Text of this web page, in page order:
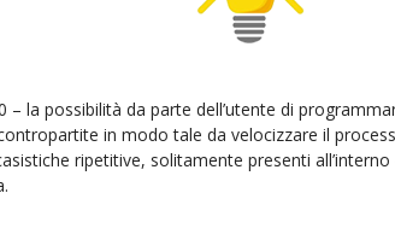
– la possibilità da parte dell’utente di
in modo tale da velocizzare il
ripetitive, solitamente presenti